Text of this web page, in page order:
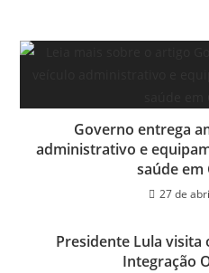
Governo entrega
administrativo e
saúde em
27 de
Presidente Lula visita
Integração